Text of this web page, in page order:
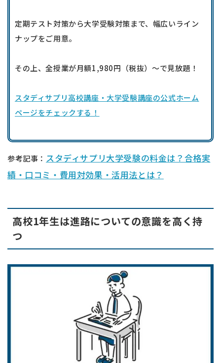
定期テスト対策から大学受験対策まで、幅広いライン
ナップをご用意。
その上、全授業が月額1,980円（税抜）〜で見放題！
スタディサプリ高校講座・大学受験講座の公式ホーム
ページをチェックする！
参考記事： スタディサプリ大学受験の料金は？合格実
績・口コミ・費用対効果・活用法とは？
高校1年生は進路についての意識を高く持
つ